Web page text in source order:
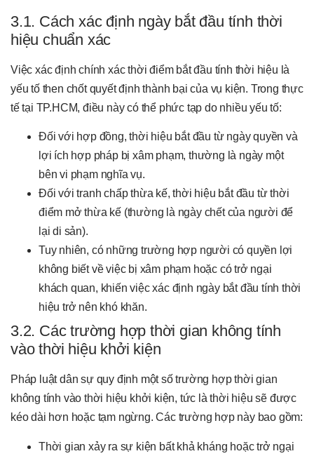
3.1. Cách xác định ngày bắt đầu tính thời
hiệu chuẩn xác
Việc xác định chính xác thời điểm bắt đầu tính thời hiệu là
yếu tố then chốt quyết định thành bại của vụ kiện. Trong thực
tế tại TP.HCM, điều này có thể phức tạp do nhiều yếu tố:
Đối với hợp đồng, thời hiệu bắt đầu từ ngày quyền và
lợi ích hợp pháp bị xâm phạm, thường là ngày một
bên vi phạm nghĩa vụ.
Đối với tranh chấp thừa kế, thời hiệu bắt đầu từ thời
điểm mở thừa kế (thường là ngày chết của người để
lại di sản).
Tuy nhiên, có những trường hợp người có quyền lợi
không biết về việc bị xâm phạm hoặc có trở ngại
khách quan, khiến việc xác định ngày bắt đầu tính thời
hiệu trở nên khó khăn.
3.2. Các trường hợp thời gian không tính
vào thời hiệu khởi kiện
Pháp luật dân sự quy định một số trường hợp thời gian
không tính vào thời hiệu khởi kiện, tức là thời hiệu sẽ được
kéo dài hơn hoặc tạm ngừng. Các trường hợp này bao gồm:
Thời gian xảy ra sự kiện bất khả kháng hoặc trở ngại